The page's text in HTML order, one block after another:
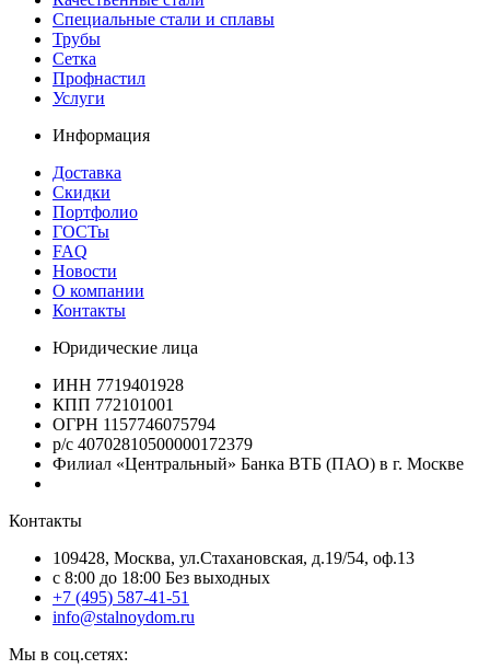
Специальные стали и сплавы
Трубы
Сетка
Профнастил
Услуги
Информация
Доставка
Скидки
Портфолио
ГОСТы
FAQ
Новости
О компании
Контакты
Юридические лица
ИНН 7719401928
КПП 772101001
ОГРН 1157746075794
р/с 40702810500000172379
Филиал «Центральный» Банка ВТБ (ПАО) в г. Москве
Контакты
109428, Москва, ул.Стахановская, д.19/54, оф.13
c 8:00 до 18:00 Без выходных
+7 (495) 587-41-51
info@stalnoydom.ru
Мы в соц.сетях: